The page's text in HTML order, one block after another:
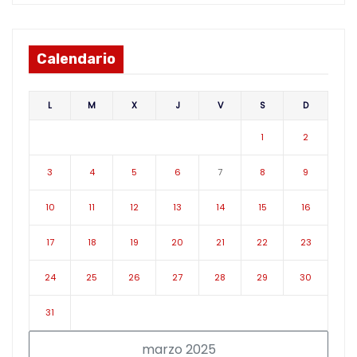
Calendario
marzo 2025
L M X J V S D
1 2
3 4 5 6 7 8 9
10 11 12 13 14 15 16
17 18 19 20 21 22 23
24 25 26 27 28 29 30
31